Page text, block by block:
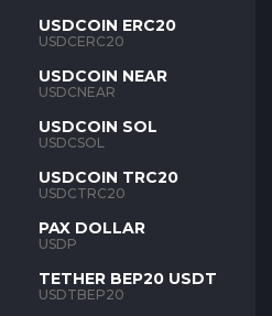
USDCOIN ERC20
USDCERC20
USDCOIN NEAR
USDCNEAR
USDCOIN SOL
USDCSOL
USDCOIN TRC20
USDCTRC20
PAX DOLLAR
USDP
TETHER BEP20 USDT
USDTBEP20